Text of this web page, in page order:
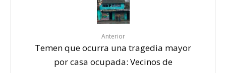
Anterior
Temen que ocurra una tragedia mayor
por casa ocupada: Vecinos de